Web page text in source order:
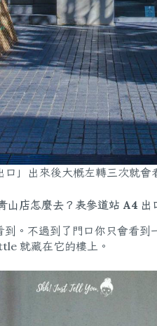
口」出來後大概左轉三次就會
店怎麼去？表參道站 A4 出
。不過到了門口你只會看
就藏在它的樓上。